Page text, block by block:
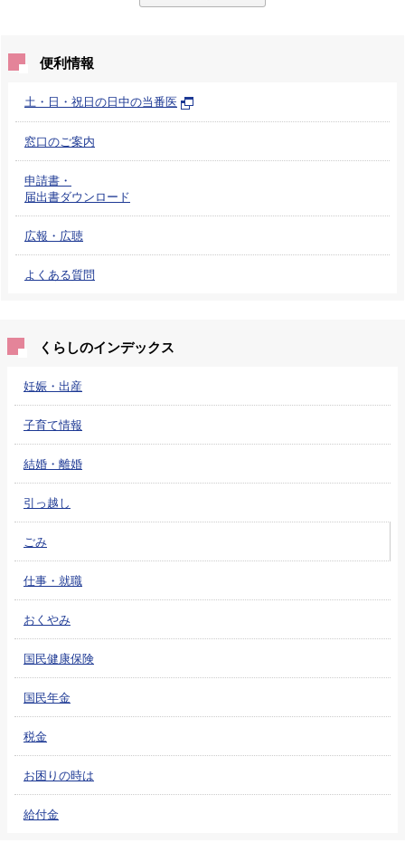
便利情報
土・日・祝日の日中の当番医
窓口のご案内
申請書・
届出書ダウンロード
広報・広聴
よくある質問
くらしのインデックス
妊娠・出産
子育て情報
結婚・離婚
引っ越し
ごみ
仕事・就職
おくやみ
国民健康保険
国民年金
税金
お困りの時は
給付金